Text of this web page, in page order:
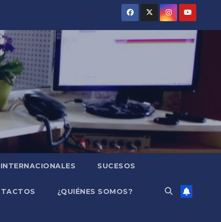
INTERNACIONALES SUCESOS
¿QUIÉNES SOMOS?